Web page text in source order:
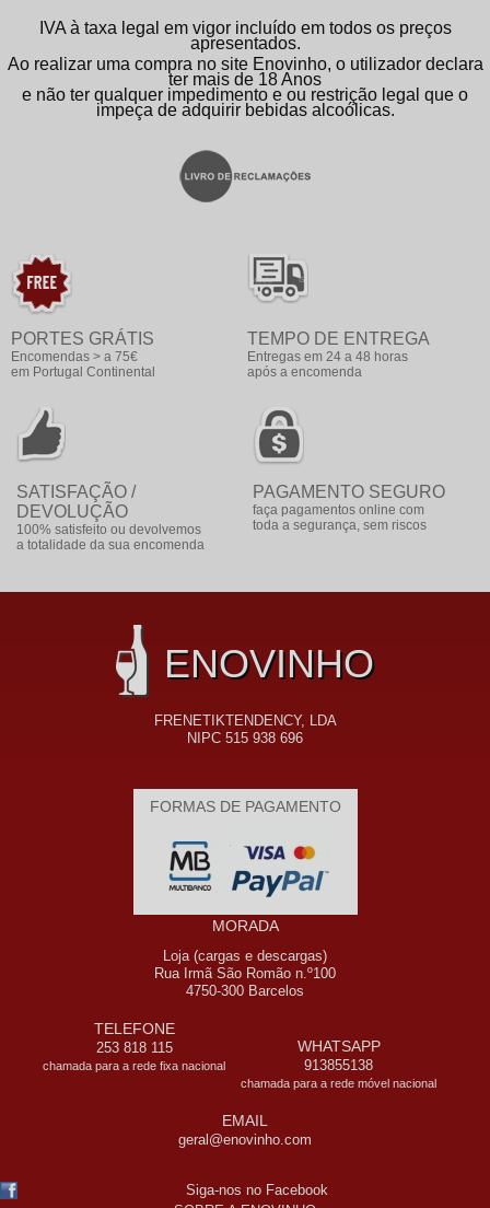
IVA à taxa legal em vigor incluído em todos os preços
apresentados.
Ao realizar uma compra no site Enovinho, o utilizador declara
ter mais de 18 Anos
e não ter qualquer impedimento e ou restrição legal que o
impeça de adquirir bebidas alcoólicas.
PORTES GRÁTIS
Encomendas > a 75€
em Portugal Continental
TEMPO DE ENTREGA
Entregas em 24 a 48 horas
após a encomenda
SATISFAÇÃO /
DEVOLUÇÃO
100% satisfeito ou devolvemos
a totalidade da sua encomenda
PAGAMENTO SEGURO
faça pagamentos online com
toda a segurança, sem riscos
ENOVINHO
FRENETIKTENDENCY, LDA
NIPC 515 938 696
FORMAS DE PAGAMENTO
MORADA
Loja (cargas e descargas)
Rua Irmã São Romão n.º100
4750-300 Barcelos
TELEFONE
253 818 115
chamada para a rede fixa nacional
WHATSAPP
913855138
chamada para a rede móvel nacional
EMAIL
geral@enovinho.com
Siga-nos no Facebook